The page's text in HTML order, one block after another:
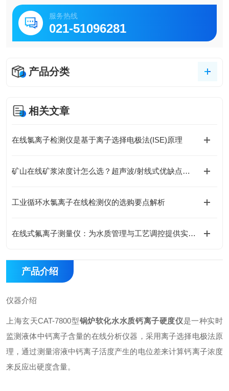
服务热线
021-51096281
产品分类
相关文章
在线氯离子检测仪是基于离子选择电极法(ISE)原理
矿山在线矿浆浓度计怎么选？超声波/射线式优缺点、选型全攻略
工业循环水氯离子在线检测仪的选购要点解析
在线式氟离子测量仪：为水质管理与工艺调控提供实时数据支撑
产品介绍
仪器介绍
上海玄天CAT-7800型锅炉软化水水质钙离子硬度仪是一种实时
监测液体中钙离子含量的在线分析仪器，采用离子选择电极法原
理，通过测量溶液中钙离子活度产生的电位差来计算钙离子浓度
来反应出硬度含量。